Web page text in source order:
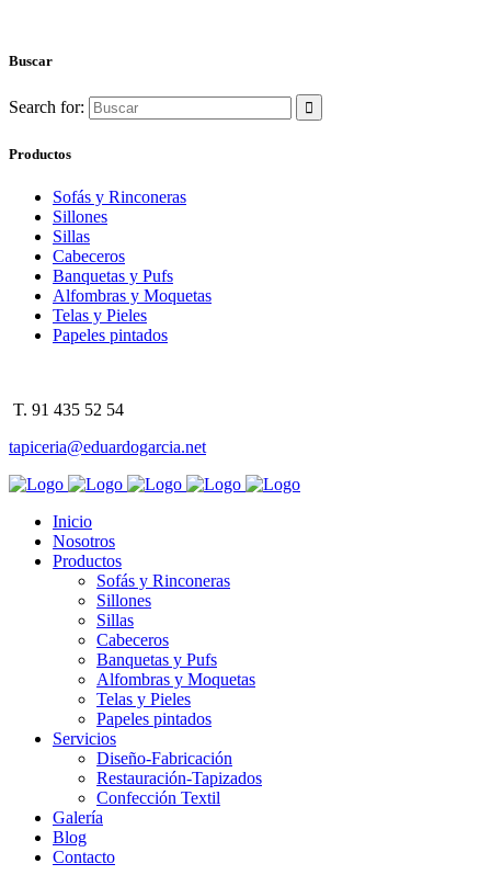
Buscar
Search for:
Productos
Sofás y Rinconeras
Sillones
Sillas
Cabeceros
Banquetas y Pufs
Alfombras y Moquetas
Telas y Pieles
Papeles pintados
T. 91 435 52 54
tapiceria@eduardogarcia.net
Inicio
Nosotros
Productos
Sofás y Rinconeras
Sillones
Sillas
Cabeceros
Banquetas y Pufs
Alfombras y Moquetas
Telas y Pieles
Papeles pintados
Servicios
Diseño-Fabricación
Restauración-Tapizados
Confección Textil
Galería
Blog
Contacto